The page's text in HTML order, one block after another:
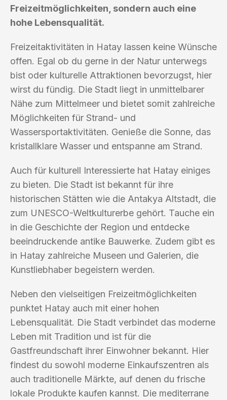
Freizeitmöglichkeiten, sondern auch eine
hohe Lebensqualität.
Freizeitaktivitäten in Hatay lassen keine Wünsche
offen. Egal ob du gerne in der Natur unterwegs
bist oder kulturelle Attraktionen bevorzugst, hier
wirst du fündig. Die Stadt liegt in unmittelbarer
Nähe zum Mittelmeer und bietet somit zahlreiche
Möglichkeiten für Strand- und
Wassersportaktivitäten. Genieße die Sonne, das
kristallklare Wasser und entspanne am Strand.
Auch für kulturell Interessierte hat Hatay einiges
zu bieten. Die Stadt ist bekannt für ihre
historischen Stätten wie die Antakya Altstadt, die
zum UNESCO-Weltkulturerbe gehört. Tauche ein
in die Geschichte der Region und entdecke
beeindruckende antike Bauwerke. Zudem gibt es
in Hatay zahlreiche Museen und Galerien, die
Kunstliebhaber begeistern werden.
Neben den vielseitigen Freizeitmöglichkeiten
punktet Hatay auch mit einer hohen
Lebensqualität. Die Stadt verbindet das moderne
Leben mit Tradition und ist für die
Gastfreundschaft ihrer Einwohner bekannt. Hier
findest du sowohl moderne Einkaufszentren als
auch traditionelle Märkte, auf denen du frische
lokale Produkte kaufen kannst. Die mediterrane